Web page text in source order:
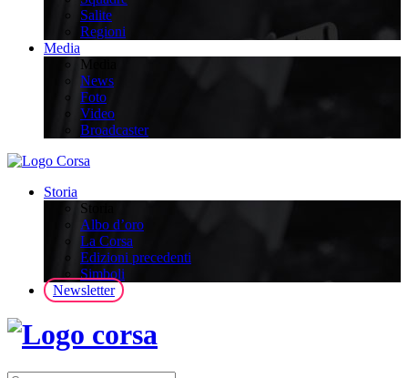
Salite
Regioni
Media
Media
News
Foto
Video
Broadcaster
Storia
Storia
Albo d’oro
La Corsa
Edizioni precedenti
Simboli
Newsletter